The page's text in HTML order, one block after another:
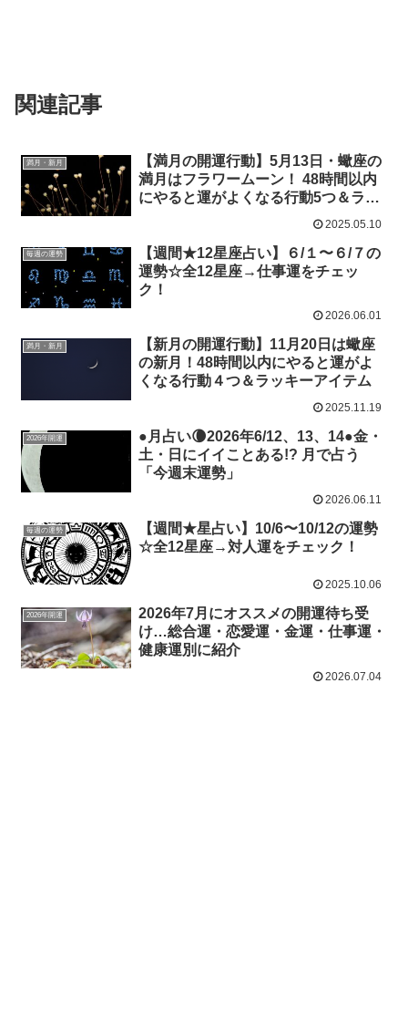
関連記事
満月・新月
【満月の開運行動】5月13日・蠍座の
満月はフラワームーン！ 48時間以内
にやると運がよくなる行動5つ＆ラッ
2025.05.10
毎週の運勢
【週間★12星座占い】６/１〜６/７の
運勢☆全12星座→仕事運をチェッ
ク！
2026.06.01
満月・新月
【新月の開運行動】11月20日は蠍座
の新月！48時間以内にやると運がよ
くなる行動４つ＆ラッキーアイテム
2025.11.19
2026年開運
●月占い🌘2026年6/12、13、14●金・
土・日にイイことある!? 月で占う
「今週末運勢」
2026.06.11
毎週の運勢
【週間★星占い】10/6〜10/12の運勢
☆全12星座→対人運をチェック！
2025.10.06
2026年開運
2026年7月にオススメの開運待ち受
け…総合運・恋愛運・金運・仕事運・
健康運別に紹介
2026.07.04